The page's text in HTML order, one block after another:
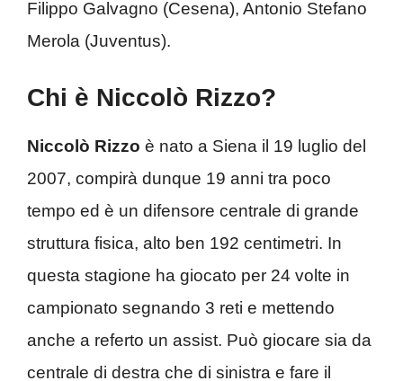
Filippo Galvagno (Cesena), Antonio Stefano
Merola (Juventus).
Chi è Niccolò Rizzo?
Niccolò Rizzo è nato a Siena il 19 luglio del
2007, compirà dunque 19 anni tra poco
tempo ed è un difensore centrale di grande
struttura fisica, alto ben 192 centimetri. In
questa stagione ha giocato per 24 volte in
campionato segnando 3 reti e mettendo
anche a referto un assist. Può giocare sia da
centrale di destra che di sinistra e fare il